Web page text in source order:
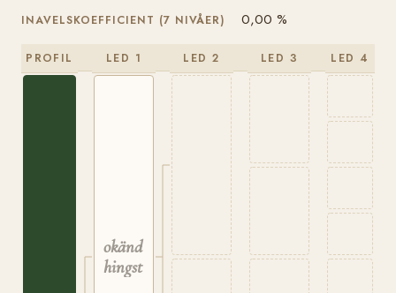
INAVELSKOEFFICIENT (7 NIVÅER) 0,00 %
PROFIL LED 1
okänd
hingst
LED 2 LED 3 LED 4